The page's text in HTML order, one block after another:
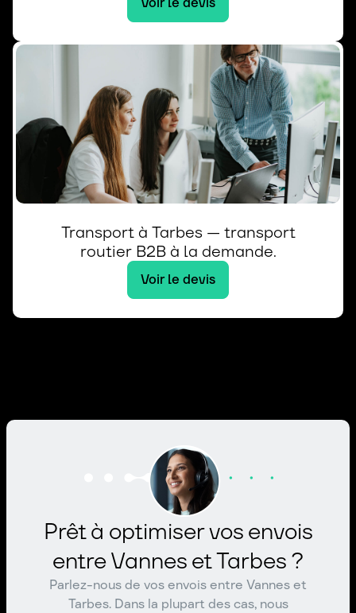
Transport à Tarbes — transport
routier B2B à la demande.
Voir le devis
Prêt à optimiser vos envois
entre Vannes et Tarbes ?
Parlez-nous de vos envois entre Vannes et
Tarbes. Dans la plupart des cas, nous